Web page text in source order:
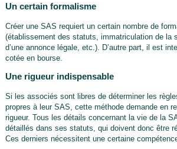
Un certain formalisme
Créer une SAS requiert un certain nombre de
(établissement des statuts, immatriculation de la
d’une annonce légale, etc.). D’autre part, il est
cotée en bourse.
Une rigueur indispensable
Si les associés sont libres de déterminer les
propres à leur SAS, cette méthode demande en
rigueur. Tous les détails concernant la vie de la
détaillés dans ses statuts, qui doivent donc être
Ces derniers nécessitent une certaine